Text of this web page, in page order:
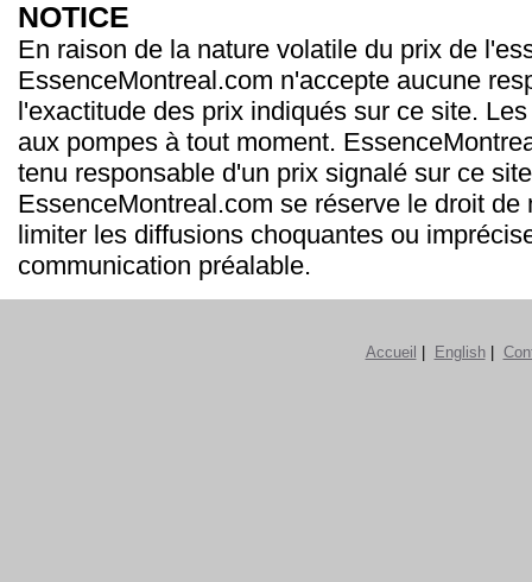
NOTICE
En raison de la nature volatile du prix de
EssenceMontreal.com n'accepte aucune
l'exactitude des prix indiqués sur ce site.
aux pompes à tout moment.
tenu responsable d'un prix signalé sur ce
EssenceMontreal.com se réserve le droit de
limiter les diffusions choquantes ou
communication préalable.
Accueil English|